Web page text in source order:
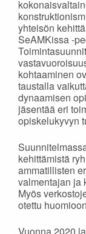
yhteisön
SeAMKissa -
kohtaaminen
taustalla
dynaamisen
jäsentää eri
opiskelukyvyn
kehittämistä
ammatillisten
valmentajan ja
Myös
otettu
Vuonna 2020